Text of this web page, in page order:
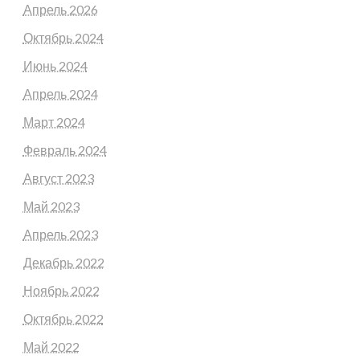
Апрель 2026
Октябрь 2024
Июнь 2024
Апрель 2024
Март 2024
Февраль 2024
Август 2023
Май 2023
Апрель 2023
Декабрь 2022
Ноябрь 2022
Октябрь 2022
Май 2022